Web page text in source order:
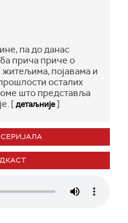
па до данас
прича приче о
појавама и
осталих
што представља
[детаљније]